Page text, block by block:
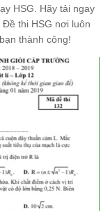
HSG. Hãy tải ngay
thi HSG nơi luôn
thành công!